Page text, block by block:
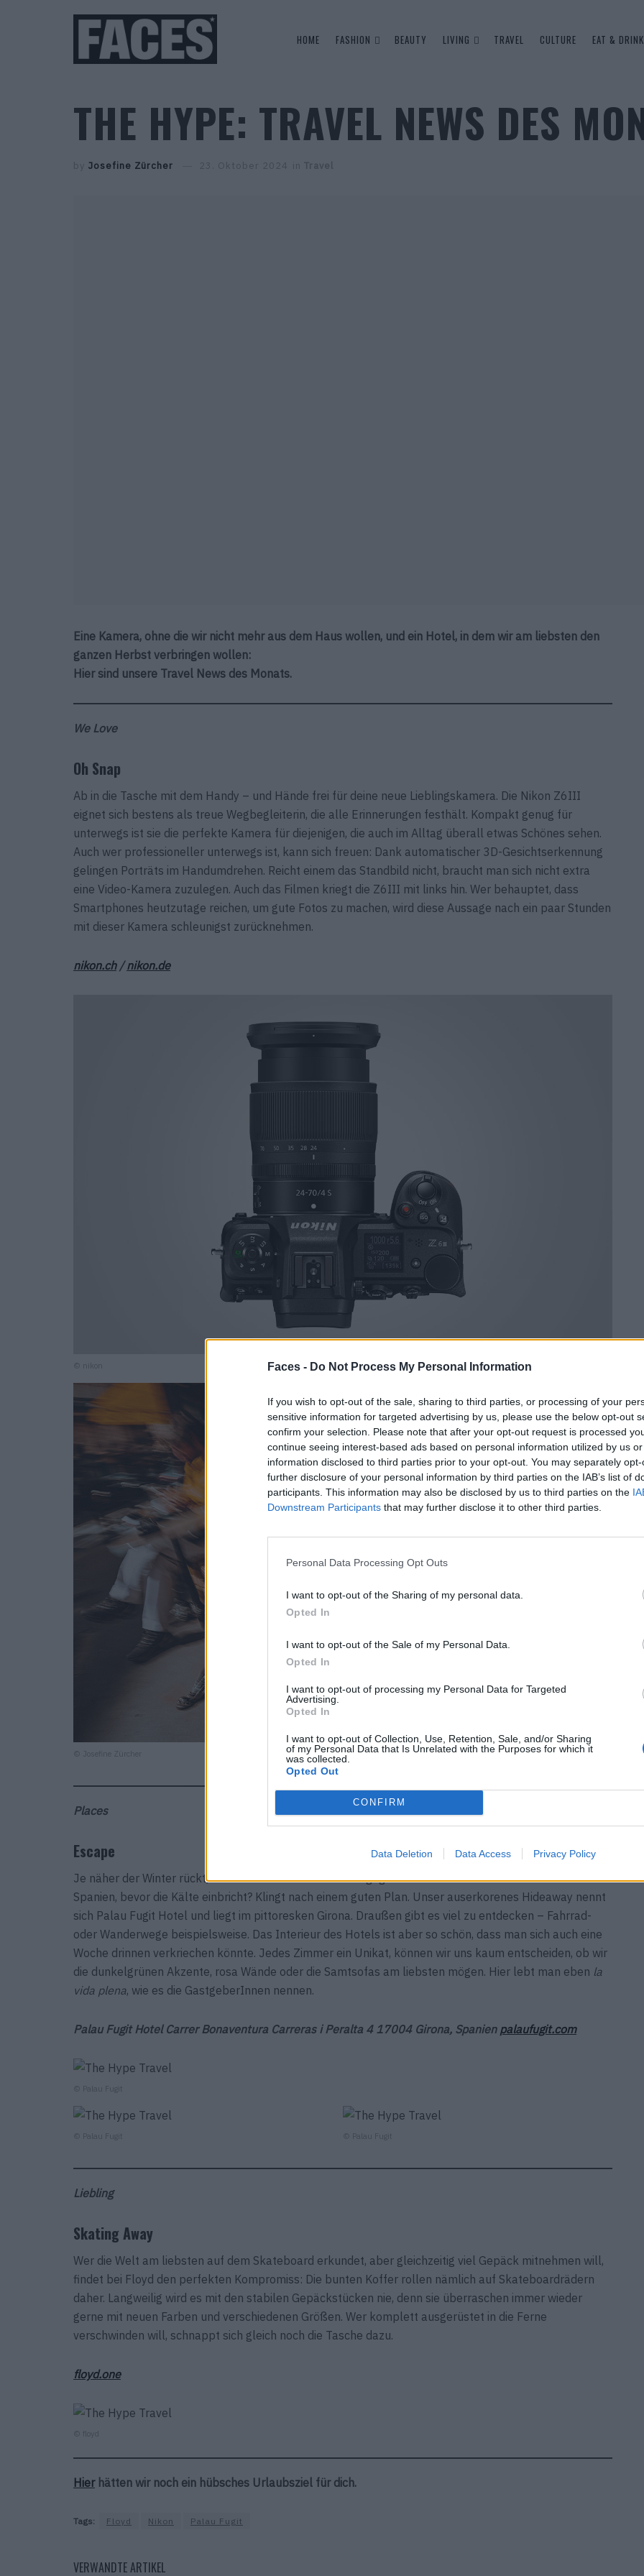
Faces - Do Not Process My Personal Information
If you wish to opt-out of the sale, sharing to third parties, or processing of your
sensitive information for targeted advertising by us, please use the below opt-out
confirm your selection. Please note that after your opt-out request is processed
continue seeing interest-based ads based on personal information utilized by us
information disclosed to third parties prior to your opt-out. You may separately
further disclosure of your personal information by third parties on the IAB’s list of
participants. This information may also be disclosed by us to third parties on the
Downstream Participants that may further disclose it to other third parties.
Personal Data Processing Opt Outs
I want to opt-out of the Sharing of my personal data.
Opted In
I want to opt-out of the Sale of my Personal Data.
Opted In
I want to opt-out of processing my Personal Data for Targeted
Advertising.
Opted In
I want to opt-out of Collection, Use, Retention, Sale, and/or Sharing
of my Personal Data that Is Unrelated with the Purposes for which it
was collected.
Opted Out
CONFIRM
Data Deletion Data Access Privacy Policy
HOME FASHION BEAUTY LIVING TRAVEL CULTURE EAT & DRINK
THE HYPE: TRAVEL NEWS DES
by Josefine Zürcher 23. Oktober 2024 in Travel
Eine Kamera, ohne die wir nicht mehr aus dem Haus wollen, und ein Hotel, in dem wir am liebsten den
ganzen Herbst verbringen wollen:
Hier sind unsere Travel News des Monats.
We Love
Oh Snap
Ab in die Tasche mit dem Handy – und Hände frei für deine neue Lieblingskamera. Die Nikon Z6III
eignet sich bestens als treue Wegbegleiterin, die alle Erinnerungen festhält. Kompakt genug für
unterwegs ist sie die perfekte Kamera für diejenigen, die auch im Alltag überall etwas Schönes sehen.
Auch wer professioneller unterwegs ist, kann sich freuen: Dank automatischer 3D-Gesichtserkennung
gelingen Porträts im Handumdrehen. Reicht einem das Standbild nicht, braucht man sich nicht extra
eine Video-Kamera zuzulegen. Auch das Filmen kriegt die Z6III mit links hin. Wer behauptet, dass
Smartphones heutzutage reichen, um gute Fotos zu machen, wird diese Aussage nach ein paar Stunden
mit dieser Kamera schleunigst zurücknehmen.
nikon.ch/nikon.de
© Josefine Zürcher
© Josefine Zürcher
Places
Escape
Je näher der Winter rückt, desto weiter träumen wir uns gegen Süden. Ein kleiner Abstecher nach
Spanien, bevor die Kälte einbricht? Klingt nach einem guten Plan. Unser auserkorenes Hideaway nennt
sich Palau Fugit Hotel und liegt im pittoresken Girona. Draußen gibt es viel zu entdecken – Fahrrad-
oder Wanderwege beispielsweise. Das Interieur des Hotels ist aber so schön, dass man sich auch eine
Woche drinnen verkriechen könnte. Jedes Zimmer ein Unikat, können wir uns kaum entscheiden, ob wir
die dunkelgrünen Akzente, rosa Wände oder die Samtsofas am liebsten mögen. Hier lebt man eben la
vida plena, wie es die GastgeberInnen nennen.
Palau Fugit Hotel Carrer Bonaventura Carreras i Peralta 4 17004 Girona, Spanien palaufugit.com
© Palau Fugit
© Palau Fugit © Palau Fugit
Liebling
Skating Away
Wer die Welt am liebsten auf dem Skateboard erkundet, aber gleichzeitig viel Gepäck mitnehmen will,
findet bei Floyd den perfekten Kompromiss: Die bunten Koffer rollen nämlich auf Skateboardrädern
daher. Langweilig wird es mit den stabilen Gepäckstücken nie, denn sie überraschen immer wieder
gerne mit neuen Farben und verschiedenen Größen. Wer komplett ausgerüstet in die Ferne
verschwinden will, schnappt sich gleich noch die Tasche dazu.
floyd.one
© floyd
Hierhätten wir noch ein hübsches Urlaubsziel für dich.
Tags: Floyd Nikon Palau Fugit
VERWANDTE ARTIKEL